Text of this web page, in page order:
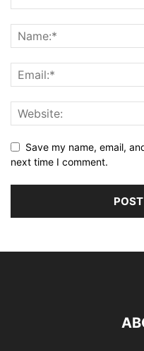
Save my name, email,
next time I comment.